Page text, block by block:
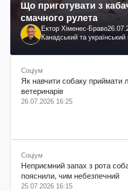
Що приготувати з
смачного рулета
Ектор Хіменес-Браво
Канадський та
Соціум
Як навчити собаку приймати
ветеринарів
26.07.2026 16:25
Соціум
Неприємний запах з рота
пояснили, чим небезпечний
25.07.2026 16:15